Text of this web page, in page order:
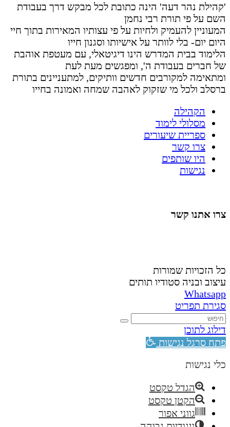
'קהילת נהר דעה' הינה כתובת לכל מבקש דרך בעבודת
השם על פי תורת רבי נחמן
המעוניין להעמיק ולחיות על פי עצותיו המאירות בתוך חיי
היום יום- בלי לוותר על אישיותו וסגנון חייו
הלימוד בבית המדרש הינו דיגיטאלי, עם מעטפת אוהבת
של חברים בעבודת ה', ומפגשים מעת לעת
ומתאימה למקורבים חדשים וותיקים, למתעניינים בתורת
ברסלב ולכל מי שזקוק לאהבה שמחה ואמונה בחייו
הקהילה
מסלולי לימוד
ספריית שיעורים
צרו קשר
היו שותפים
נגישות
צרו אתנו קשר
כל הזכויות שמורות
עיצוב ובניה סטודיו תותים
Whatsapp
סגירת תפריט
דילוג לתוכן
פתח סרגל נגישות
כלי נגישות
הגדל טקסט
הקטן טקסט
גווני אפור